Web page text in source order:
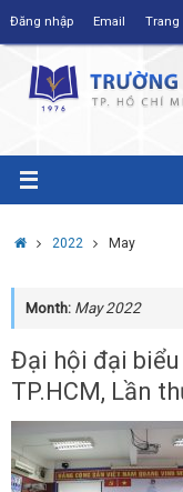
Đăng nhập Email Trang
Home2022 May
Month: May 2022
Đại hội đại
TP.HCM, Lần